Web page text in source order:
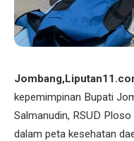
kepemimpinan Bupati
Salmanudin, RSUD
dalam peta kesehatan